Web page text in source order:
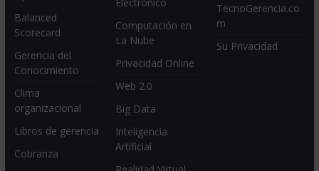
Balanced
Scorecard
Gerencia del
Conocimiento
Clima
organizacional
Libros de gerencia
Cobranza
Computación en
La Nube
Privacidad Online
Web 2.0
Big Data
Inteligencia
Artificial
TecnoGerencia.co
m
Su Privacidad